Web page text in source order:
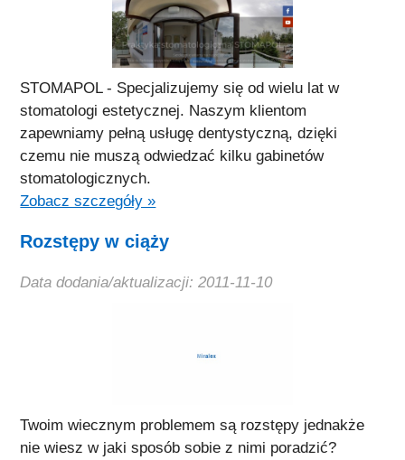
STOMAPOL - Specjalizujemy się od wielu lat w
stomatologi estetycznej. Naszym klientom
zapewniamy pełną usługę dentystyczną, dzięki
czemu nie muszą odwiedzać kilku gabinetów
stomatologicznych.
Zobacz szczegóły »
Rozstępy w ciąży
Data dodania/aktualizacji: 2011-11-10
Twoim wiecznym problemem są rozstępy jednakże
nie wiesz w jaki sposób sobie z nimi poradzić?